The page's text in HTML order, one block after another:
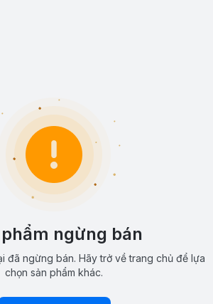
ngừng bán
đã ngừng bán. Hãy trở về trang chủ để lựa
chọn sản phẩm khác.